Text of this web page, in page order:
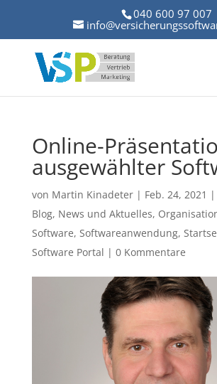
040 600 97 007
Online-
ausgewählter
von Martin Kinadeter| Feb. 24, 2021 |
Blog, News und Aktuelles,
Software, Softwareanwendung,
Software Portal | 0 Kommentare